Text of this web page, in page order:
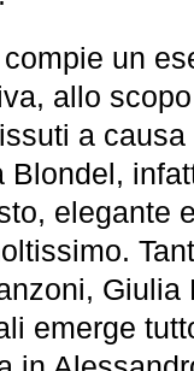
un
allo
a
Blondel,
elegante
emerge